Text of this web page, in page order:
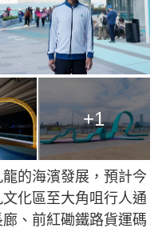
+1
的海濱發展，預計今
化區至大角咀行人通
、前紅磡鐵路貨運碼